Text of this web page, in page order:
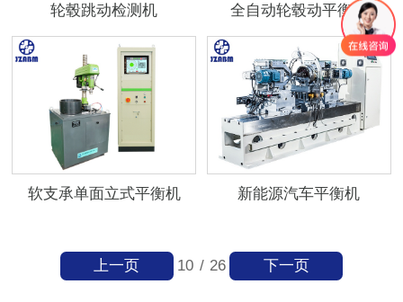
轮毂跳动检测机 全自动轮毂动平衡机
软支承单面立式平衡机 新能源汽车平衡机
10 / 26
上一页 下一页